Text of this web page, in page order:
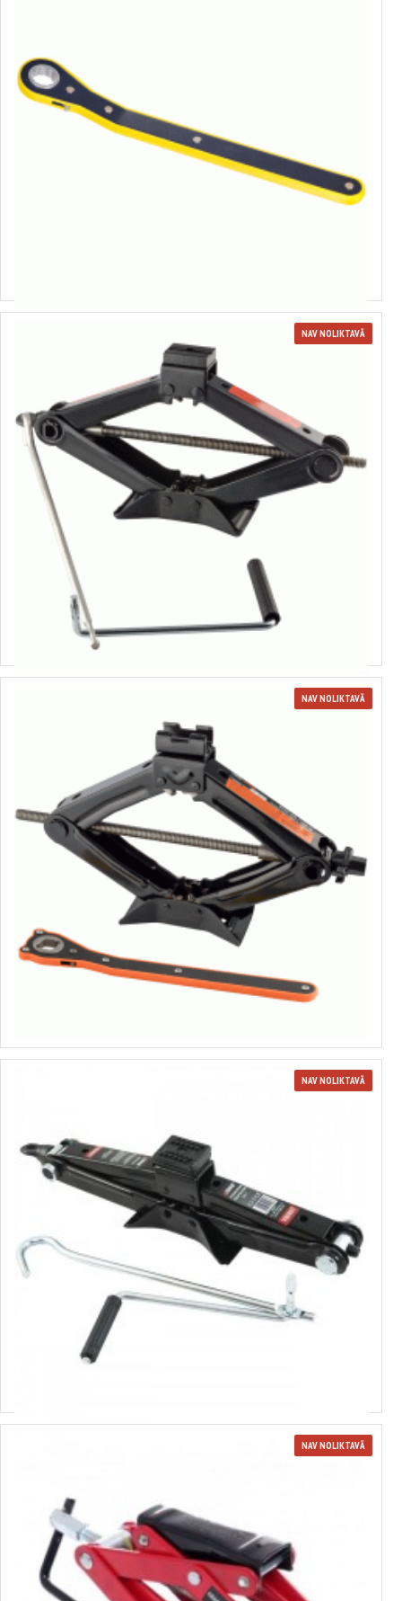
NAV NOLIKTAVĀ
20.41€
NAV NOLIKTAVĀ
Rombisks domkrats
no 16.00€ līdz 24.45€
NAV NOLIKTAVĀ
NAV NOLIKTAVĀ